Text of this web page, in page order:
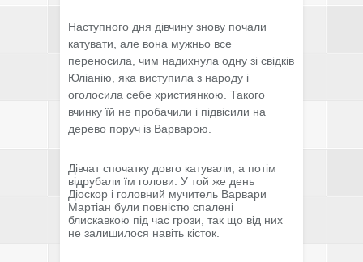
Наступного дня дівчину знову почали
катувати, але вона мужньо все
переносила, чим надихнула одну зі свідків
Юліанію, яка виступила з народу і
оголосила себе християнкою. Такого
вчинку їй не пробачили і підвісили на
дерево поруч із Варварою.
Дівчат спочатку довго катували, а потім
відрубали їм голови. У той же день
Діоскор і головний мучитель Варвари
Мартіан були повністю спалені
блискавкою під час грози, так що від них
не залишилося навіть кісток.